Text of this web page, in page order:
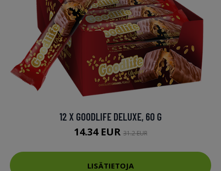
12 X GOODLIFE DELUXE, 60 G
14.34 EUR31.2 EUR
LISÄTIETOJA